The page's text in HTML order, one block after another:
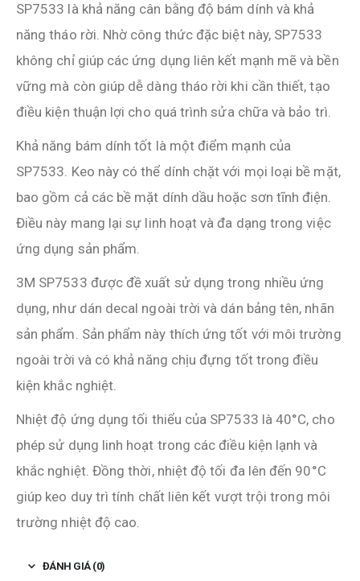
SP7533 là khả năng cân bằng độ bám dính và khả
năng tháo rời. Nhờ công thức đặc biệt này, SP7533
không chỉ giúp các ứng dụng liên kết mạnh mẽ và bền
vững mà còn giúp dễ dàng tháo rời khi cần thiết, tạo
điều kiện thuận lợi cho quá trình sửa chữa và bảo trì.
Khả năng bám dính tốt là một điểm mạnh của
SP7533. Keo này có thể dính chặt với mọi loại bề mặt,
bao gồm cả các bề mặt dính dầu hoặc sơn tĩnh điện.
Điều này mang lại sự linh hoạt và đa dạng trong việc
ứng dụng sản phẩm.
3M SP7533 được đề xuất sử dụng trong nhiều ứng
dụng, như dán decal ngoài trời và dán bảng tên, nhãn
sản phẩm. Sản phẩm này thích ứng tốt với môi trường
ngoài trời và có khả năng chịu đựng tốt trong điều
kiện khắc nghiệt.
Nhiệt độ ứng dụng tối thiểu của SP7533 là 40°C, cho
phép sử dụng linh hoạt trong các điều kiện lạnh và
khắc nghiệt. Đồng thời, nhiệt độ tối đa lên đến 90°C
giúp keo duy trì tính chất liên kết vượt trội trong môi
trường nhiệt độ cao.
ĐÁNH GIÁ (0)